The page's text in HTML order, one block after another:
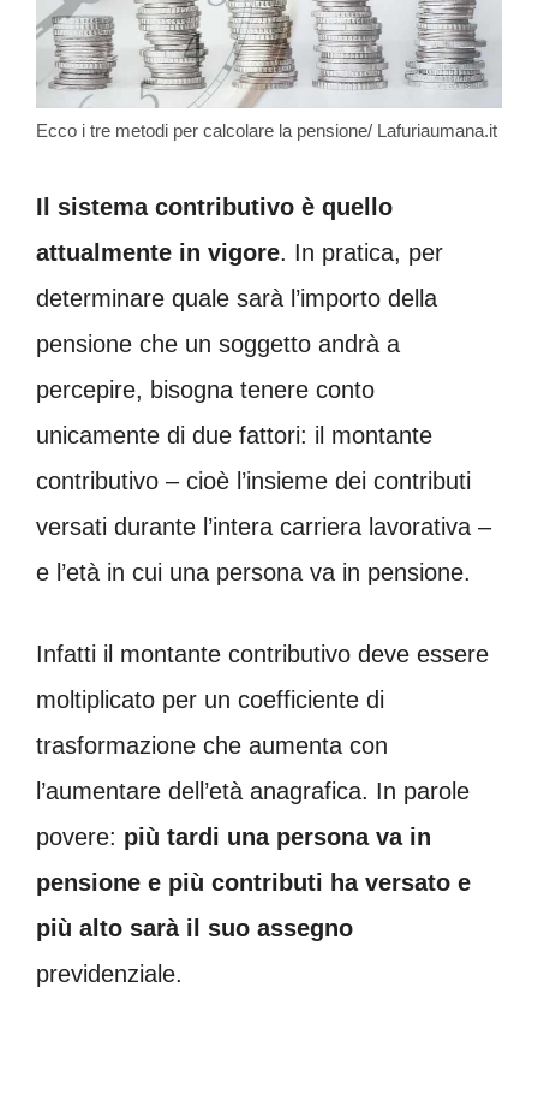
Ecco i tre metodi per calcolare la pensione/ Lafuriaumana.it
Il sistema contributivo è quello
attualmente in vigore. In pratica, per
determinare quale sarà l’importo della
pensione che un soggetto andrà a
percepire, bisogna tenere conto
unicamente di due fattori: il montante
contributivo – cioè l’insieme dei contributi
versati durante l’intera carriera lavorativa –
e l’età in cui una persona va in pensione.
Infatti il montante contributivo deve essere
moltiplicato per un coefficiente di
trasformazione che aumenta con
l’aumentare dell’età anagrafica. In parole
povere: più tardi una persona va in
pensione e più contributi ha versato e
più alto sarà il suo assegno
previdenziale.